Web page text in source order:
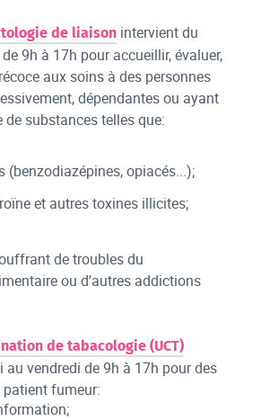
de liaison intervient du
9h à 17h pour accueillir, évaluer,
aux soins à des personnes
dépendantes ou ayant
de substances telles que:
(benzodiazépines, opiacés...);
et autres toxines illicites;
de troubles du
ou d'autres addictions
de tabacologie (UCT)
au vendredi de 9h à 17h pour des
fumeur: